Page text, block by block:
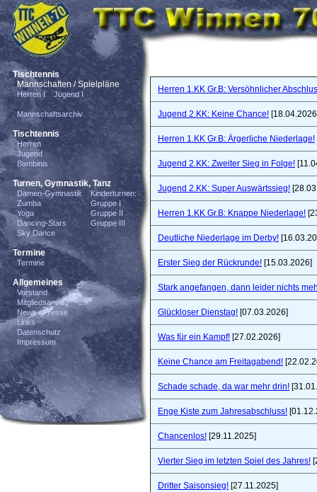
Tischtennis
Mannschaften / Spielpläne
Herren I Jugend I
Mannschaftsarchiv
Tischtennis
Herren
Jugend
Bambinis
Turnen, Gymnastik, Tanz
Damen-Gymnastik
Zumba
Yoga
Dancing-Stars
Sky Dance
Kinderturnen:
Gruppe I
Gruppe II
Gruppe III
Termine
Termine
Allgemeines
Vorstand
Mitgliedsantrag
News / Presse
Links
Datenschutz
Impressum
Herren 1.KK Gr.B: Versöhnlicher
Jugend 2.KK: Keine Chance!
Herren 1.KK Gr.B: Ärgerliche Niederlage!
Jugend 2.KK: Zweiter Sieg in Folge!
Jugend 2.KK: Super Auswärtssieg!
Herren 1.KK Gr.B: Knappe Niederlage!
Deutliche Niederlage im Derby!
Erster Sieg der Rückrunde! [15.03.2026]
Stark angefangen, dann leider nichts
Glückloser Dienstag! [07.03.2026]
Was für ein Kampf! [27.02.2026]
Keine Chance am Freitagabend!
Schade schade, da war mehr drin!
Enge Kiste zum Jahresabschluss!
Chancenlos! [29.11.2025]
Vierter Sieg im letzten Spiel des Jahres!
Dritter Saisonsieg! [27.11.2025]